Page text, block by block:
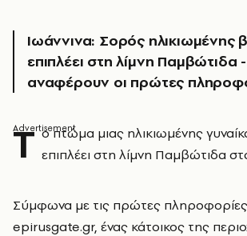
Ιωάννινα: Σορός ηλικιωμένης
επιπλέει στη λίμνη Παμβώτιδα -
αναφέρουν οι πρώτες
Τ ο πτώμα μιας ηλικιωμένης
επιπλέει στη λίμνη Παμβώτιδα
Σύμφωνα με τις πρώτες
epirusgate.gr, ένας κάτοικος της